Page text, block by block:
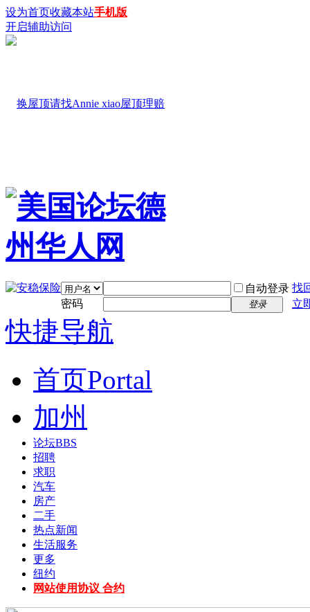
设为首页收藏本站手机版
开启辅助访问
自动登录 找
密码
登录 立
快捷导航
首页Portal
加州
论坛BBS
招聘
求职
汽车
房产
二手
热点新闻
生活服务
更多
纽约
网站使用协议 合约